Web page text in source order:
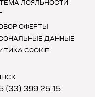
ЛОЯЛЬНОСТИ
ОФЕРТЫ
ДАННЫЕ
COOKIE
(33) 399 25 15